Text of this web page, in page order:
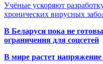
Учёные ускоряют
хронических вирусных
В Беларуси пока не
ограничения для соцсетей
В мире растет